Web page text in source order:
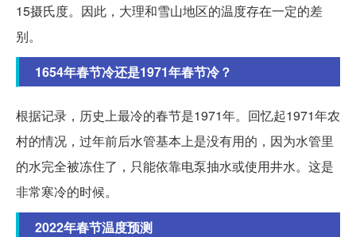
15摄氏度。因此，大理和雪山地区的温度存在一定的差
别。
1654年春节冷还是1971年春节冷？
根据记录，历史上最冷的春节是1971年。回忆起1971年农
村的情况，过年前后水管基本上是没有用的，因为水管里
的水完全被冻住了，只能依靠电泵抽水或使用井水。这是
非常寒冷的时候。
2022年春节温度预测